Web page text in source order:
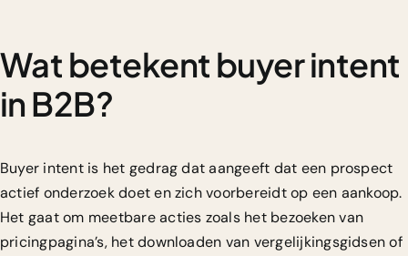
Wat betekent buyer intent
in B2B?
Buyer intent is het gedrag dat aangeeft dat een prospect
actief onderzoek doet en zich voorbereidt op een aankoop.
Het gaat om meetbare acties zoals het bezoeken van
pricingpagina’s, het downloaden van vergelijkingsgidsen of